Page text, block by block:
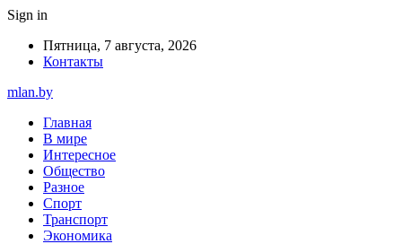
Sign in
Пятница, 7 августа, 2026
Контакты
mlan.by
Главная
В мире
Интересное
Общество
Разное
Спорт
Транспорт
Экономика